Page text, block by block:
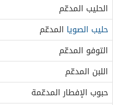
الحليب المدعّم
حليب الصويا المدعّم
التوفو المدعّم
اللبن المدعّم
حبوب الإفطار المدعّمة